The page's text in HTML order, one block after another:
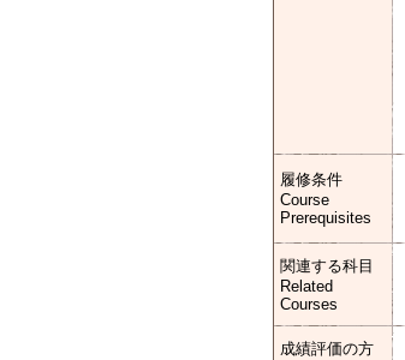
履修条件
Course
Prerequisites
関連する科目
Related
Courses
成績評価の方